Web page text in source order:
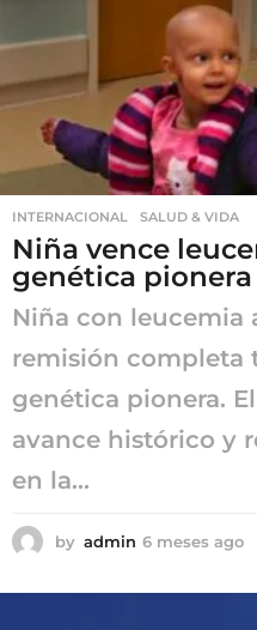
o
INTERNACIONAL ,SALUD & VIDA
Niña vence
genética pionera
Niña con leucemia
remisión completa
genética pionera.
avance histórico y
en la...
by admin 6 meses ago